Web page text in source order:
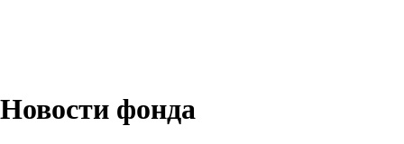
Новости фонда